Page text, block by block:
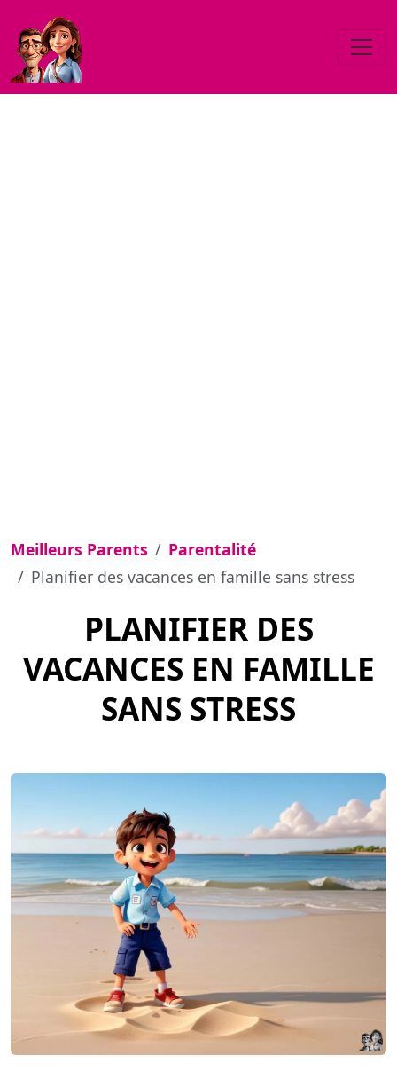
Meilleurs Parents
Parentalité
Planifier des vacances en famille sans stress
PLANIFIER DES
VACANCES EN FAMILLE
SANS STRESS